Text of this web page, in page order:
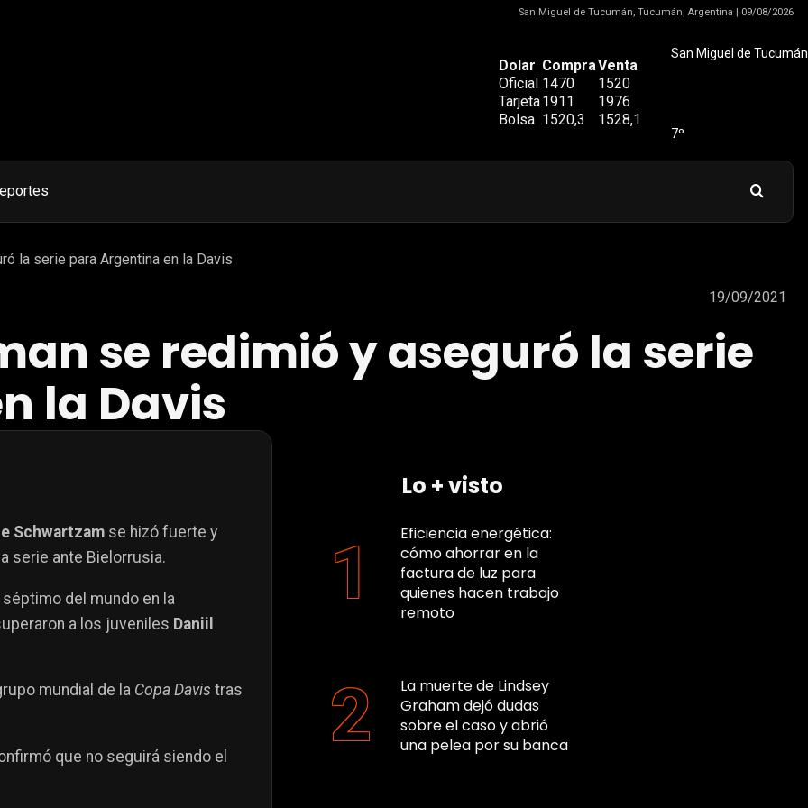
San Miguel de Tucumán, Tucumán, Argentina | 09/08/2026
Dolar CompraVenta
Oficial 1470
1520
Tarjeta1911
1976
Bolsa 1520,3 1528,1
San Miguel de Tucumán
7º
la serie para Argentina en la Davis
19/09/2021
se redimió y aseguró la serie
la Davis
Schwartzam se hizó fuerte y
serie ante Bielorrusia.
séptimo del mundo en la
a los juveniles Daniil
mundial de la Copa Davis tras
que no seguirá siendo el
Lo + visto
Eficiencia energética:
cómo ahorrar en la
factura de luz para
quienes hacen trabajo
remoto
La muerte de Lindsey
Graham dejó dudas
sobre el caso y abrió
una pelea por su banca